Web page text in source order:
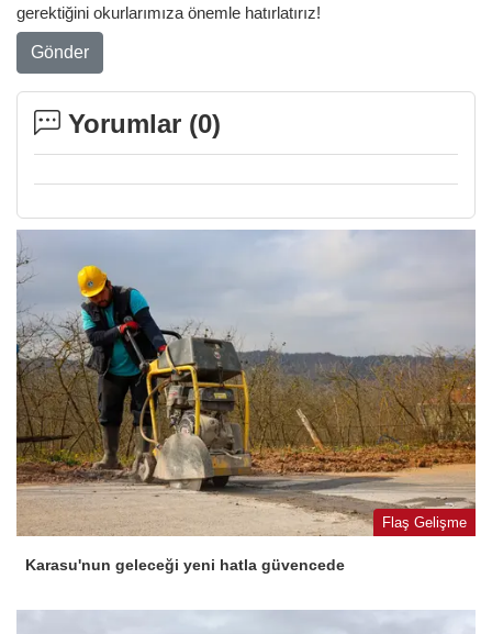
gerektiğini okurlarımıza önemle hatırlatırız!
Gönder
Yorumlar (0)
Flaş Gelişme
Karasu'nun geleceği yeni hatla güvencede